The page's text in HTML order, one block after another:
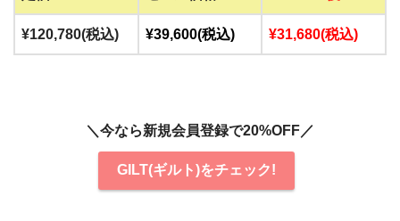
¥120,780(税込) ¥39,600(税込) ¥31,680(税込)
＼今なら新規会員登録で20%OFF／
GILT(ギルト)をチェック!